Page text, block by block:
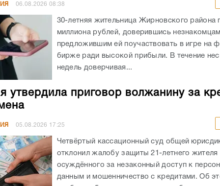
06.08.202608:38
30-летняя жительница Жирновского района
миллиона рублей, доверившись
предложившим ей поучаствовать в игре на
бирже ради высокой прибыли. В течение
недель доверчивая...
утвердила приговор волжанину за
05.08.2026 17:25
Четвёртый кассационный суд общей
отклонил жалобу защиты 21-летнего
осуждённого за незаконный доступ к
данным и мошенничество с кредитами. Об